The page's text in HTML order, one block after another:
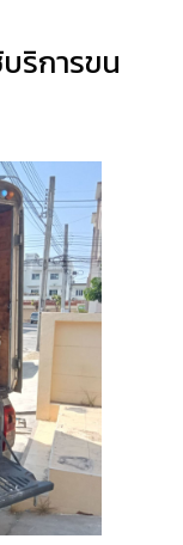
ริการขน